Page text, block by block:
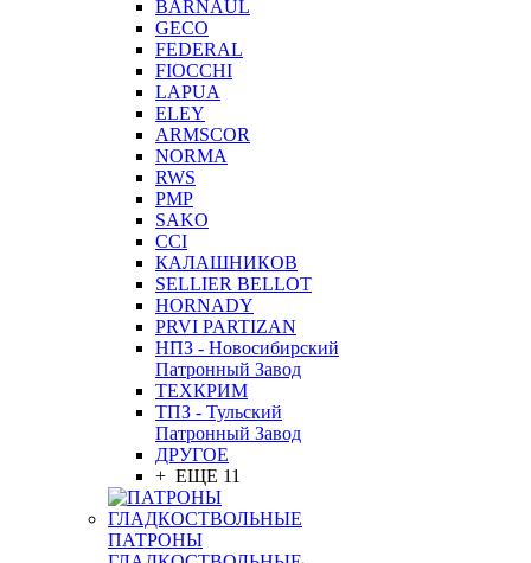
BARNAUL
GEСO
FEDERAL
FIOCCHI
LAPUA
ELEY
ARMSCOR
NORMA
RWS
PMP
SAKO
CCI
КАЛАШНИКОВ
SELLIER BELLOT
HORNADY
PRVI PARTIZAN
НПЗ - Новосибирский
Патронный Завод
ТЕХКРИМ
ТПЗ - Тульский
Патронный Завод
ДРУГОЕ
+ ЕЩЕ 11
ПАТРОНЫ